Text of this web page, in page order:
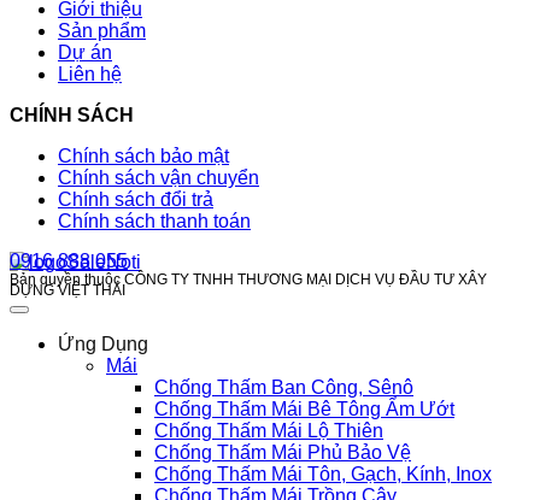
Giới thiệu
Sản phẩm
Dự án
Liên hệ
CHÍNH SÁCH
Chính sách bảo mật
Chính sách vận chuyển
Chính sách đổi trả
Chính sách thanh toán
0916 888 055
Bản quyền thuộc CÔNG TY TNHH THƯƠNG MẠI DỊCH VỤ ĐẦU TƯ XÂY
DỰNG VIỆT THÁI
Ứng Dụng
Mái
Chống Thấm Ban Công, Sênô
Chống Thấm Mái Bê Tông Ẩm Ướt
Chống Thấm Mái Lộ Thiên
Chống Thấm Mái Phủ Bảo Vệ
Chống Thấm Mái Tôn, Gạch, Kính, Inox
Chống Thấm Mái Trồng Cây